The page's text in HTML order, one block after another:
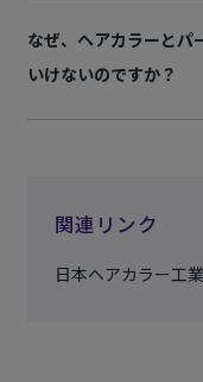
なぜ、ヘアカラーとパ
いけないのですか？
関連リンク
日本ヘアカラー工